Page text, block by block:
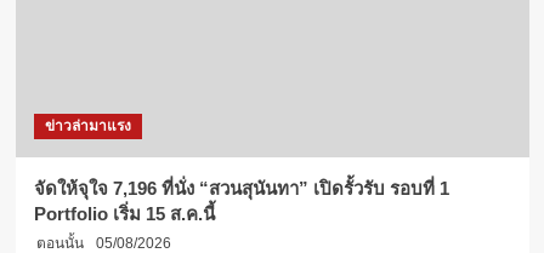
ข่าวล่ามาแรง
จัดให้จุใจ 7,196 ที่นั่ง “สวนสุนันทา” เปิดรั้วรับ รอบที่ 1
Portfolio เริ่ม 15 ส.ค.นี้
ตอนนั้น 05/08/2026